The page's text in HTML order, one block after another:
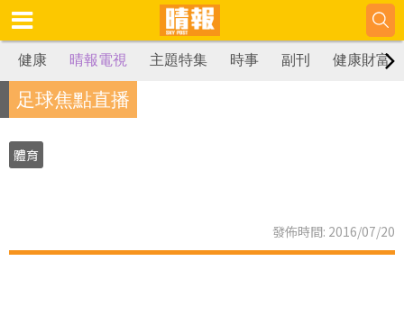
健康 晴報電視 主題特集 時事 副刊 健康財富
足球焦點直播
體育
發佈時間: 2016/07/20